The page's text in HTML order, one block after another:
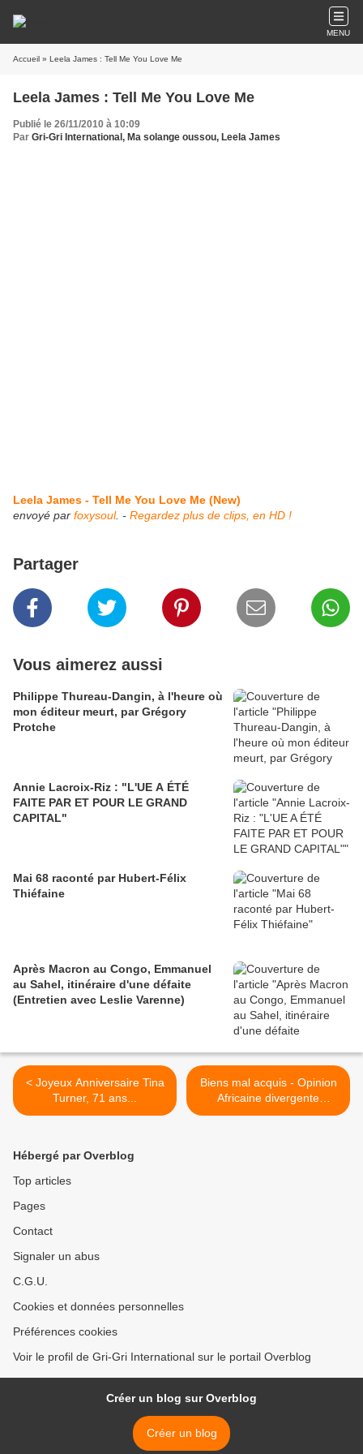
MENU
Accueil » Leela James : Tell Me You Love Me
Leela James : Tell Me You Love Me
Publié le 26/11/2010 à 10:09
Par Gri-Gri International, Ma solange oussou, Leela James
Leela James - Tell Me You Love Me (New)
envoyé par foxysoul. - Regardez plus de clips, en HD !
Partager
Vous aimerez aussi
Philippe Thureau-Dangin, à l'heure où
mon éditeur meurt, par Grégory
Protche
Annie Lacroix-Riz : "L'UE A ÉTÉ
FAITE PAR ET POUR LE GRAND
CAPITAL"
Mai 68 raconté par Hubert-Félix
Thiéfaine
Après Macron au Congo, Emmanuel
au Sahel, itinéraire d'une défaite
(Entretien avec Leslie Varenne)
< Joyeux Anniversaire Tina
Turner, 71 ans...
Biens mal acquis - Opinion
Africaine divergente
(François Ndengwe sur
Hébergé par Overblog
Top articles
Pages
Contact
Signaler un abus
C.G.U.
Cookies et données personnelles
Préférences cookies
Voir le profil de Gri-Gri International sur le portail Overblog
Créer un blog sur Overblog
Créer un blog